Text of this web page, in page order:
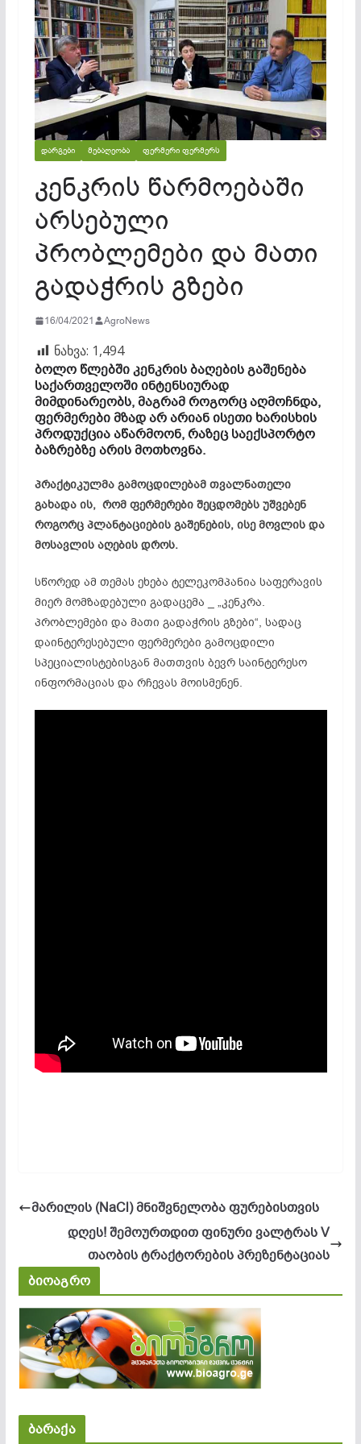
ᲓᲐᲠᲒᲔᲑᲘ ᲛᲔᲑᲐᲦᲔᲝᲑᲐ ᲤᲔᲠᲛᲔᲠᲘ ᲤᲔᲠᲛᲔᲠᲡ
კენკრის წარმოებაში
არსებული
პრობლემები და მათი
გადაჭრის გზები
16/04/2021 AgroNews
ნახვა: 1,494
ბოლო წლებში კენკრის ბაღების გაშენება
საქართველოში ინტენსიურად
მიმდინარეობს, მაგრამ როგორც აღმოჩნდა,
ფერმერები მზად არ არიან ისეთი ხარისხის
პროდუქცია აწარმოონ, რაზეც საექსპორტო
ბაზრებზე არის მოთხოვნა.
პრაქტიკულმა გამოცდილებამ თვალნათელი
გახადა ის, რომ ფერმერები შეცდომებს უშვებენ
როგორც პლანტაციების გაშენების, ისე მოვლის და
მოსავლის აღების დროს.
სწორედ ამ თემას ეხება ტელეკომპანია საფერავის
მიერ მომზადებული გადაცემა _ „კენკრა.
პრობლემები და მათი გადაჭრის გზები“, სადაც
დაინტერესებული ფერმერები გამოცდილი
სპეციალისტებისგან მათთვის ბევრ საინტერესო
ინფორმაციას და რჩევას მოისმენენ.
მარილის (NaCl) მნიშვნელობა ფურებისთვის
დღეს! შემოურთდით ფინური ვალტრას V
თაობის ტრაქტორების პრეზენტაციას
ბიოაგრო
ბარაქა